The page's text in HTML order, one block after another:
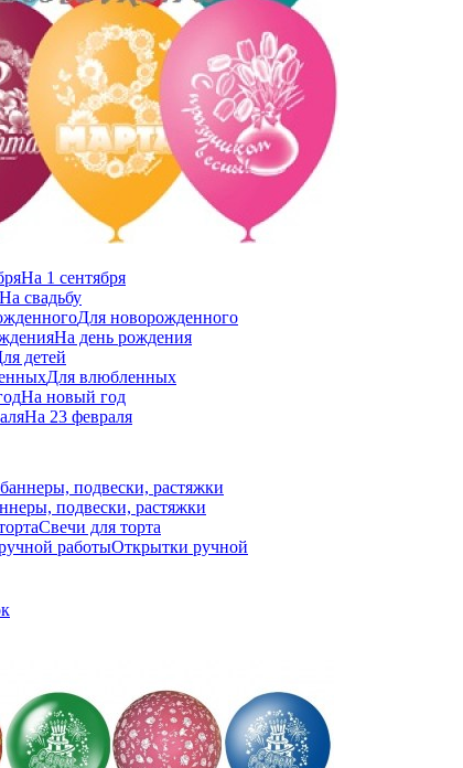
На 1 сентября
На свадьбу
Для новорожденного
На день рождения
детей
Для влюбленных
На новый год
На 23 февраля
подвески, растяжки
Свечи для торта
Открытки ручной